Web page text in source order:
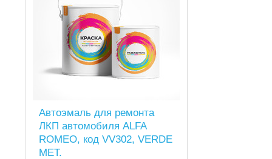
Автоэмаль для ремонта
ЛКП автомобиля ALFA
ROMEO, код VV302, VERDE
MET.